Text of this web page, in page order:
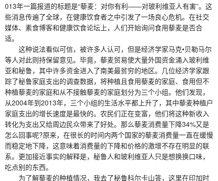
013年一篇报道的标题是“藜麦：对你有利——对玻利维亚人有害”。这
些消息传遍了全球，在健康饮食者之中引发了一场良心危机。在社交
媒体、素食博客和健康饮食论坛上，人们开始询问食用藜麦是否合
适。
这种说法看似可信，被许多人认可，但是经济学家马克•贝勒马尔
等人对此则持保留意见。毕竟，藜麦贸易使大量外国资金涌入玻利维
亚和秘鲁，其中许多资金进入了南美最贫穷的地区。几位经济学家跟
踪了秘鲁家庭支出的调查数据，将种植且食用藜麦的家庭、食用但不
种植藜麦的家庭和从不接触藜麦的家庭划分为三个小组。他们发现，
从2004年到2013年，三个小组的生活水平都上升了，其中藜麦种植户
家庭支出的增长速度是最快的。农民们正在变富，他们将这种新收入
转化为支出又给周边民众带来了好处。那么藜麦消费量下降34%又是
怎么回事呢?原来，在很长的时间内两个国家的藜麦消费量一直在缓慢
而稳定地下降，这意味着消费量的下降和价格的激增不存在明显的联
系。更加接近事实的解释是，秘鲁人和玻利维亚人只是想换换口味，
吃点别的东西。
为了解藜麦的种植情况，我去了秘鲁科尔卡山答，这里在印加时